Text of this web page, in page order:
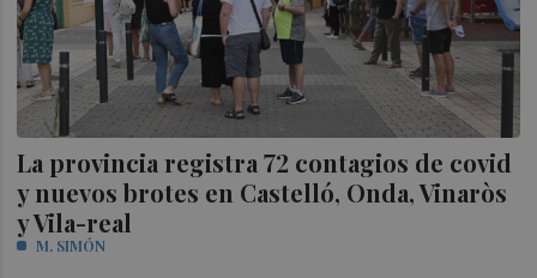
La provincia registra 72 contagios de covid
y nuevos brotes en Castelló, Onda, Vinaròs
y Vila-real
M. SIMÓN